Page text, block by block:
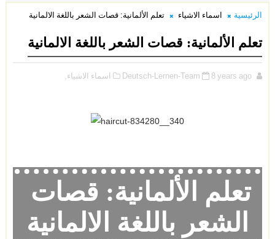
الرئيسية اسماء الاشياء تعلم الألمانية: قصات الشعر باللغة الالمانية
تعلم الألمانية: قصات الشعر باللغة الالمانية
Deutsch-Lernen-Team 8 years ago اسماء الاشياء,
تعلم الألمانية: قصات
الشعر باللغة
الالمانية